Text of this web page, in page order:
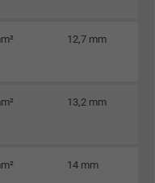
kann Google den Nutzer
anzeigen.
12,7 mm
13,2 mm
14 mm